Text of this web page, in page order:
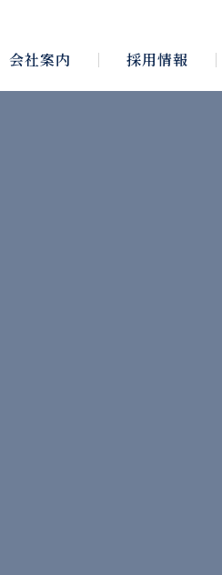
会社案内 採用情報